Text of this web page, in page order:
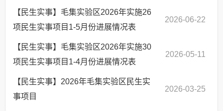
【民生实事】毛集实验区2026年实施26
项民生实事项目1-5月份进展情况表
2026-06-22
【民生实事】毛集实验区2026年实施30
项民生实事项目1-4月份进展情况表
2026-05-11
【民生实事】2026年毛集实验区民生实
事项目
2026-03-25